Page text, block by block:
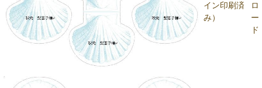
イン印刷済
み）
ロ
ー
ド